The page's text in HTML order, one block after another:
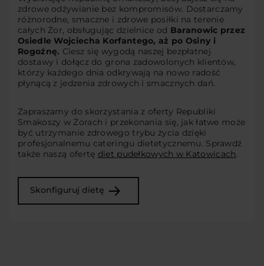
zdrowe odżywianie bez kompromisów. Dostarczamy
różnorodne, smaczne i zdrowe posiłki na terenie
całych Żor, obsługując dzielnice od Baranowic przez
Osiedle Wojciecha Korfantego, aż po Osiny i
Rogoźnę. Ciesz się wygodą naszej bezpłatnej
dostawy i dołącz do grona zadowolonych klientów,
którzy każdego dnia odkrywają na nowo radość
płynącą z jedzenia zdrowych i smacznych dań.
Zapraszamy do skorzystania z oferty Republiki
Smakoszy w Żorach i przekonania się, jak łatwe może
być utrzymanie zdrowego trybu życia dzięki
profesjonalnemu cateringu dietetycznemu. Sprawdź
także naszą ofertę diet pudełkowych w Katowicach.
Skonfiguruj dietę